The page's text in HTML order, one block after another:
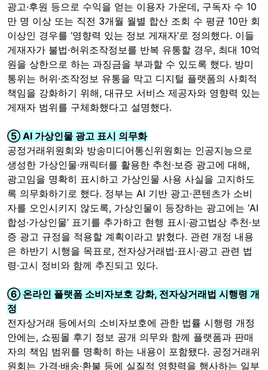
광고·후원 등으로 수익을 얻는 이용자 가운데, 구독자 수 10
만 명 이상 또는 직전 3개월 월별 합산 조회 수 평균 10만 회
이상인 경우를 ‘영향력 있는 정보 게재자’로 정의했다. 이들
게재자가 불법·허위조작정보를 반복 유통할 경우, 최대 10억
원을 상한으로 하는 과징금을 부과할 수 있도록 했다. 방미
통위는 허위·조작정보 유통을 막고 디지털 플랫폼의 사회적
책임을 강화하기 위해, 대규모 서비스 제공자와 영향력 있는
게재자 범위를 구체화했다고 설명했다.
⑤ AI 가상인물 광고 표시 의무화
공정거래위원회와 방송미디어통신위원회는 인공지능으로
생성한 가상인물·캐릭터를 활용한 추천·보증 광고에 대해,
광고임을 명확히 표시하고 가상인물 사용 사실을 고지하도
록 의무화하기로 했다. 정부는 AI 기반 광고·콘텐츠가 소비
자를 오인시키지 않도록, 가상인물이 등장하는 광고에는 ‘AI
합성·가상인물’ 표기를 추가하고 현행 표시·광고법상 추천·보
증 광고 규정을 적용할 계획이라고 밝혔다. 관련 개정 내용
은 하반기 시행을 목표로, 전자상거래법·표시·광고 관련 법
령·고시 정비와 함께 추진되고 있다.
⑥ 온라인 플랫폼 소비자보호 강화, 전자상거래법 시행령 개
정
전자상거래 등에서의 소비자보호에 관한 법률 시행령 개정
안에는, 쇼핑몰 후기 정보 공개 의무와 함께 플랫폼과 판매
자의 책임 범위를 명확히 하는 내용이 포함됐다. 공정거래위
원회는 가격·배송·환불 등에 실질적 영향력을 행사하는 일부